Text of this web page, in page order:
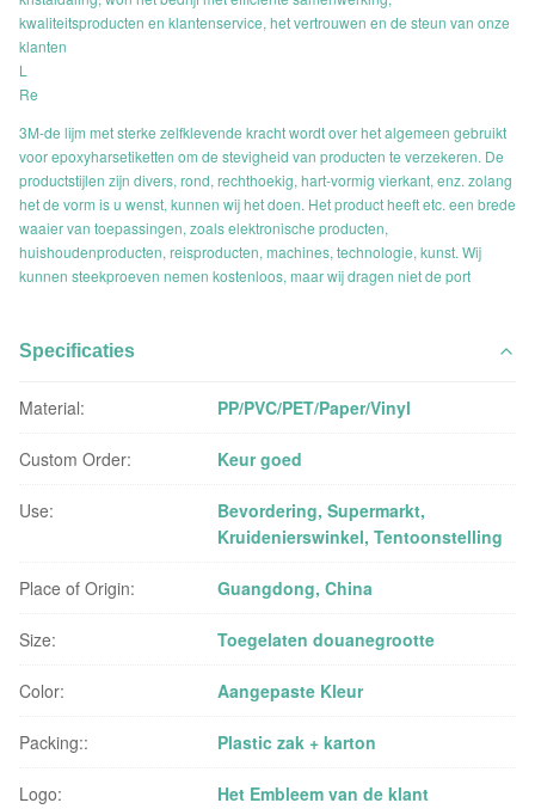
kwaliteitsproducten en klantenservice, het vertrouwen en de steun van onze
klanten
L
Re
3M-de lijm met sterke zelfklevende kracht wordt over het algemeen gebruikt
voor epoxyharsetiketten om de stevigheid van producten te verzekeren. De
productstijlen zijn divers, rond, rechthoekig, hart-vormig vierkant, enz. zolang
het de vorm is u wenst, kunnen wij het doen. Het product heeft etc. een brede
waaier van toepassingen, zoals elektronische producten,
huishoudenproducten, reisproducten, machines, technologie, kunst. Wij
kunnen steekproeven nemen kostenloos, maar wij dragen niet de port
Specificaties
Material: PP/PVC/PET/Paper/Vinyl
Custom Order: Keur goed
Use:
Bevordering, Supermarkt,
Kruidenierswinkel, Tentoonstelling
Place of Origin: Guangdong, China
Size: Toegelaten douanegrootte
Color: Aangepaste Kleur
Packing:: Plastic zak + karton
Logo: Het Embleem van de klant